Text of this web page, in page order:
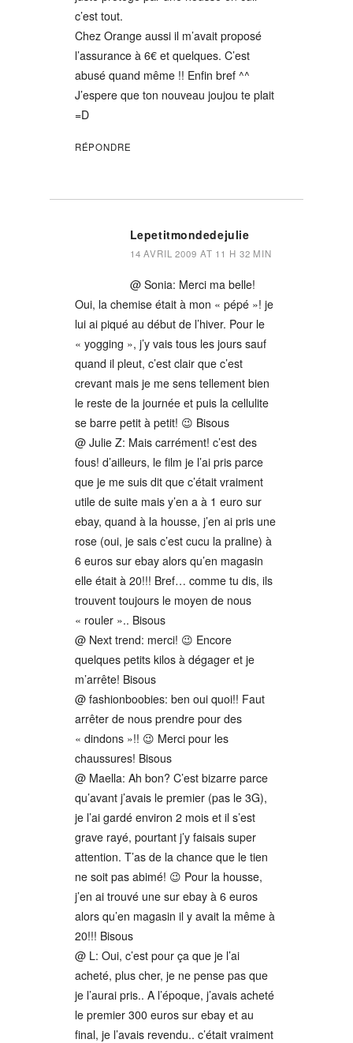
c’est tout.
Chez Orange aussi il m’avait proposé
l’assurance à 6€ et quelques. C’est
abusé quand même !! Enfin bref ^^
J’espere que ton nouveau joujou te plait
=D
RÉPONDRE
Lepetitmondedejulie
14 AVRIL 2009 AT 11 H 32 MIN
@ Sonia: Merci ma belle!
Oui, la chemise était à mon « pépé »! je
lui ai piqué au début de l’hiver. Pour le
« yogging », j’y vais tous les jours sauf
quand il pleut, c’est clair que c’est
crevant mais je me sens tellement bien
le reste de la journée et puis la cellulite
se barre petit à petit! 😉 Bisous
@ Julie Z: Mais carrément! c’est des
fous! d’ailleurs, le film je l’ai pris parce
que je me suis dit que c’était vraiment
utile de suite mais y’en a à 1 euro sur
ebay, quand à la housse, j’en ai pris une
rose (oui, je sais c’est cucu la praline) à
6 euros sur ebay alors qu’en magasin
elle était à 20!!! Bref… comme tu dis, ils
trouvent toujours le moyen de nous
« rouler ».. Bisous
@ Next trend: merci! 😉 Encore
quelques petits kilos à dégager et je
m’arrête! Bisous
@ fashionboobies: ben oui quoi!! Faut
arrêter de nous prendre pour des
« dindons »!! 😉 Merci pour les
chaussures! Bisous
@ Maella: Ah bon? C’est bizarre parce
qu’avant j’avais le premier (pas le 3G),
je l’ai gardé environ 2 mois et il s’est
grave rayé, pourtant j’y faisais super
attention. T’as de la chance que le tien
ne soit pas abimé! 😉 Pour la housse,
j’en ai trouvé une sur ebay à 6 euros
alors qu’en magasin il y avait la même à
20!!! Bisous
@ L: Oui, c’est pour ça que je l’ai
acheté, plus cher, je ne pense pas que
je l’aurai pris.. A l’époque, j’avais acheté
le premier 300 euros sur ebay et au
final, je l’avais revendu.. c’était vraiment